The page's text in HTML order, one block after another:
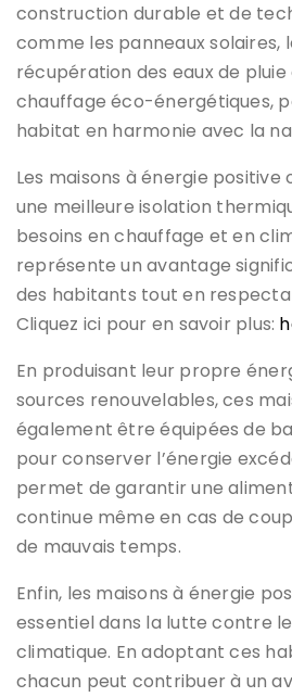
construction durable et de
comme les panneaux solaires,
récupération des eaux de
chauffage éco-énergétiques,
habitat en harmonie avec la
Les maisons à énergie
une meilleure isolation
besoins en chauffage et en
représente un avantage
des habitants tout en
Cliquez ici pour en savoir plus:
En produisant leur propre
sources renouvelables, ces
également être équipées de
pour conserver l’énergie
permet de garantir une
continue même en cas de
de mauvais temps.
Enfin, les maisons à énergie
essentiel dans la lutte contre
climatique. En adoptant ces
chacun peut contribuer à un